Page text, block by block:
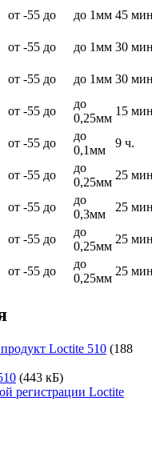
от -55 до до 1мм 45
от -55 до до 1мм 30
от -55 до до 1мм 30
от -55 до
до
0,25мм
15
от -55 до
до
0,1мм
9 ч.
от -55 до
до
0,25мм
25
от -55 до
до
0,3мм
25
от -55 до
до
0,25мм
25
от -55 до
до
0,25мм
25
Loctite 510 (188
(443 кБ)
регистрации Loctite